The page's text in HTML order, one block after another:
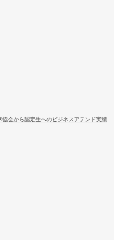
会から認定生へのビジネスアテンド実績